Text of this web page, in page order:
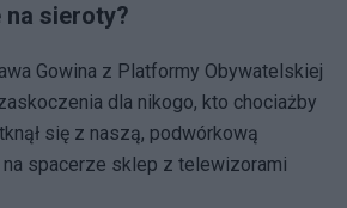
na sieroty?
Gowina z Platformy Obywatelskiej
dla nikogo, kto chociażby
się z naszą, podwórkową
na spacerze sklep z telewizorami